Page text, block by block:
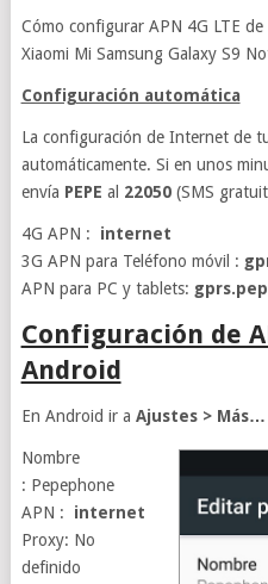
Cómo configurar APN 4G LTE
Xiaomi Mi Samsung Galaxy S9
Configuración automática
La configuración de Internet de
automáticamente. Si en unos
envía PEPE al 22050(SMS
4G APN : internet
3G APN para Teléfono móvil :
APN para PC y tablets:
Configuración de
Android
En Android ir a Ajustes > Más…
Nombre
: Pepephone
APN :
internet
Proxy: No
definido